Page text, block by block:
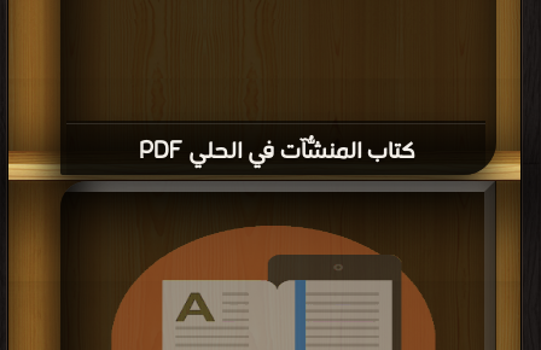
كتاب السبل الحسان في معالجة مشاكل
قراءة و تحميل كتاب كتاب السبل الحسان في معالجة مشاكل المطلقات والأرامل
والمهجورات PDF مجانا | مكتبة >
كتب في Download Free